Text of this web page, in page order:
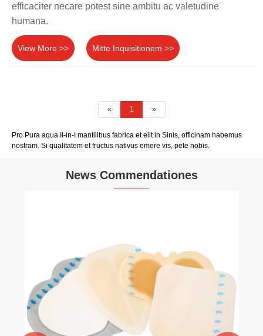
efficaciter necare potest sine ambitu ac valetudine
humana.
View More >> Mitte Inquisitionem >>
« 1 »
Pro Pura aqua II-in-I mantilibus fabrica et elit in Sinis, officinam habemus
nostram. Si qualitatem et fructus nativus emere vis, pete nobis.
News Commendationes